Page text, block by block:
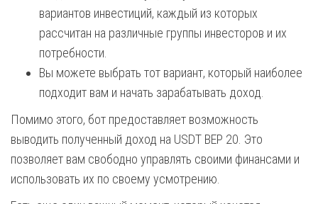
вариантов инвестиций, каждый из которых
рассчитан на различные группы инвесторов и их
потребности.
Вы можете выбрать тот вариант, который наиболее
подходит вам и начать зарабатывать доход.
Помимо этого, бот предоставляет возможность
выводить полученный доход на USDT BEP 20. Это
позволяет вам свободно управлять своими финансами и
использовать их по своему усмотрению.